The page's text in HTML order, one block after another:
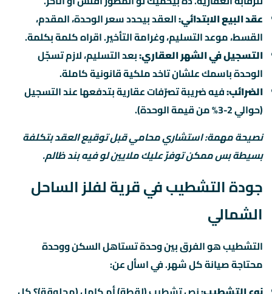
عقد البيع الابتدائي:العقد بيحدد سعر الوحدة، المقدم،
القسط، موعد التسليم، وغرامة التأخير. اقراه كلمة بكلمة.
التسجيل في الشهر العقاري:بعد التسليم، لازم تسجّل
الوحدة باسمك علشان تاخد ملكية قانونية كاملة.
الضرائب:فيه ضريبة تصرّفات عقارية بتدفعها عند التسجيل
(حوالي 2-3% من قيمة الوحدة).
نصيحة مهمة: استشاري محامي قبل توقيع العقد بتكلفة
بسيطة بس ممكن توفرّ عليك ملايين لو فيه بند ظالم.
جودة التشطيب في قرية لفلز الساحل
الشمالي
التشطيب هو الفرق بين وحدة تستاهل السكن ووحدة
محتاجة صيانة كل شهر. في اسأل عن: